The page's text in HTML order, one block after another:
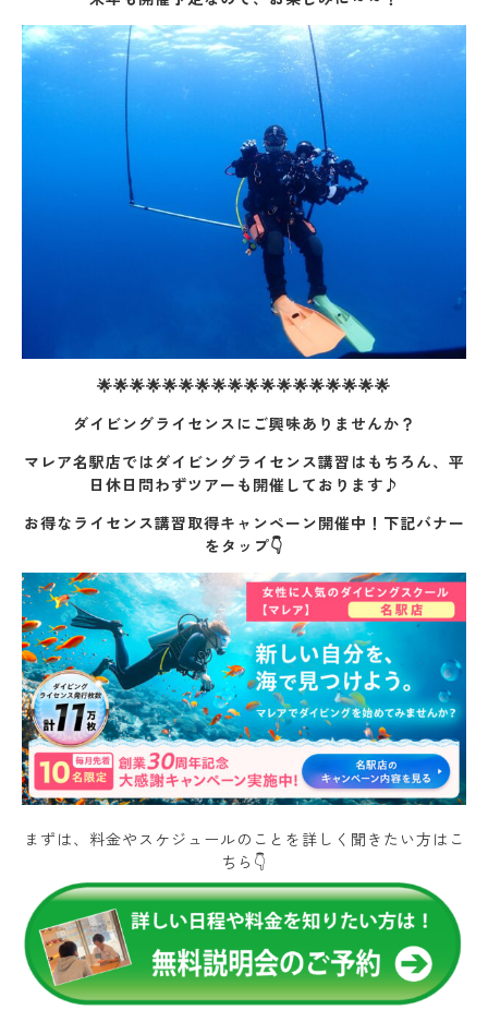
🌟🌟🌟🌟🌟🌟🌟🌟🌟🌟🌟🌟🌟🌟🌟🌟🌟🌟
ダイビングライセンスにご興味ありませんか？
マレア名駅店ではダイビングライセンス講習はもちろん、平
日休日問わずツアーも開催しております♪
お得なライセンス講習取得キャンペーン開催中！下記バナー
をタップ👇
まずは、料金やスケジュールのことを詳しく聞きたい方はこ
ちら👇